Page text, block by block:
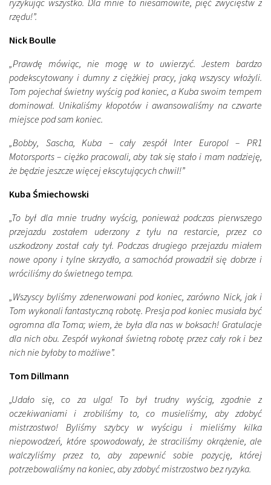
rzędu!”.
Nick Boulle
„Prawdę mówiąc, nie mogę w to uwierzyć. Jestem bardzo
podekscytowany i dumny z ciężkiej pracy, jaką wszyscy włożyli.
Tom pojechał świetny wyścig pod koniec, a Kuba swoim tempem
dominował. Unikaliśmy kłopotów i awansowaliśmy na czwarte
miejsce pod sam koniec.
„Bobby, Sascha, Kuba – cały zespół Inter Europol – PR1
Motorsports – ciężko pracowali, aby tak się stało i mam nadzieję,
że będzie jeszcze więcej ekscytujących chwil!”
Kuba Śmiechowski
„To był dla mnie trudny wyścig, ponieważ podczas pierwszego
przejazdu zostałem uderzony z tyłu na restarcie, przez co
uszkodzony został cały tył. Podczas drugiego przejazdu miałem
nowe opony i tylne skrzydło, a samochód prowadził się dobrze i
wróciliśmy do świetnego tempa.
„Wszyscy byliśmy zdenerwowani pod koniec, zarówno Nick, jak i
Tom wykonali fantastyczną robotę. Presja pod koniec musiała być
ogromna dla Toma; wiem, że była dla nas w boksach! Gratulacje
dla nich obu. Zespół wykonał świetną robotę przez cały rok i bez
nich nie byłoby to możliwe”.
Tom Dillmann
„Udało się, co za ulga! To był trudny wyścig, zgodnie z
oczekiwaniami i zrobiliśmy to, co musieliśmy, aby zdobyć
mistrzostwo! Byliśmy szybcy w wyścigu i mieliśmy kilka
niepowodzeń, które spowodowały, że straciliśmy okrążenie, ale
walczyliśmy przez to, aby zapewnić sobie pozycję, której
potrzebowaliśmy na koniec, aby zdobyć mistrzostwo bez ryzyka.